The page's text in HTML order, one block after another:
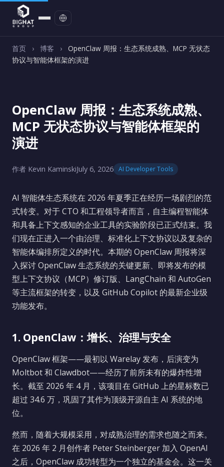
首页 › 博客 ›
OpenClaw 周报：生态系统成熟、MCP 无状态
协议与智能体框架的演进
OpenClaw 周报：生态系统成熟、
MCP 无状态协议与智能体框架的
演进
作者 Kevin KaminskiJuly 6, 2026 AI Developer Tools
AI 智能体生态系统在 2026 年夏季正在经历一场剧烈的范
式转变。对于 CTO 和工程领导者而言，自主编程智能体
和具备上下文感知的企业工具的实验阶段已正式结束。我
们现在正进入一个由治理、标准化上下文协议以及复杂的
智能体编排所定义的时代。本期的 OpenClaw 周报将深
入探讨 OpenClaw 生态系统的关键更新、即将发布的模
型上下文协议（MCP）修订版、LangChain 和 AutoGen
等主流框架的转变，以及 GitHub Copilot 的最新企业级
功能发布。
1. OpenClaw：增长、治理与安全
OpenClaw 框架——最初以 Warelay 发布，后演变为
Moltbot 和 Clawdbot——经历了前所未有的爆炸性增
长。截至 2026 年 4 月，该项目在 GitHub 上的星标数已
超过 34.6 万，巩固了其作为顶级开源自主 AI 系统的地
位。
然而，随着大规模采用，对成熟治理的需求也随之而来。
在 2026 年 2 月创作者 Peter Steinberger 加入 OpenAI
之后，OpenClaw 成功转型为一个独立的基金会。这一关